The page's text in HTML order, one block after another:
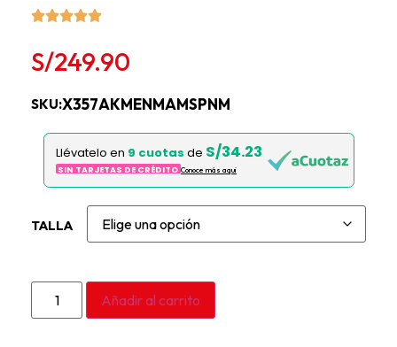
S/249.90
SKU:X357AKMENMAMSPNM
Llévatelo en 9 cuotas de S/34.23
SIN TARJETAS DE CRÉDITO Conoce más aqui
TALLA
Añadir al carrito